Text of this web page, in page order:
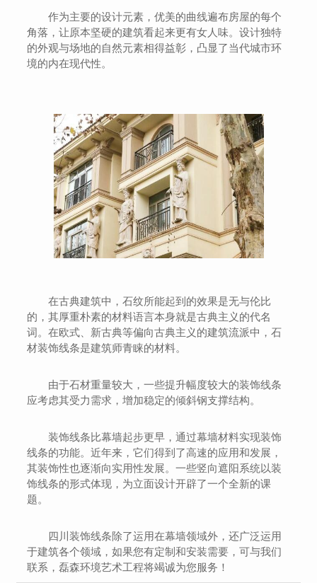
作为主要的设计元素，优美的曲线遍布房屋的每个
角落，让原本坚硬的建筑看起来更有女人味。设计独特
的外观与场地的自然元素相得益彰，凸显了当代城市环
境的内在现代性。
在古典建筑中，石纹所能起到的效果是无与伦比
的，其厚重朴素的材料语言本身就是古典主义的代名
词。在欧式、新古典等偏向古典主义的建筑流派中，石
材装饰线条是建筑师青睐的材料。
由于石材重量较大，一些提升幅度较大的装饰线条
应考虑其受力需求，增加稳定的倾斜钢支撑结构。
装饰线条比幕墙起步更早，通过幕墙材料实现装饰
线条的功能。近年来，它们得到了高速的应用和发展，
其装饰性也逐渐向实用性发展。一些竖向遮阳系统以装
饰线条的形式体现，为立面设计开辟了一个全新的课
题。
四川装饰线条除了运用在幕墙领域外，还广泛运用
于建筑各个领域，如果您有定制和安装需要，可与我们
联系，磊森环境艺术工程将竭诚为您服务！